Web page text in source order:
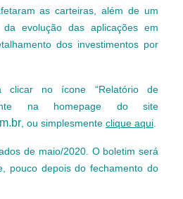
as carteiras, além de um
da evolução das aplicações em
dos investimentos por
clicar no ícone “Relatório de
na homepage do site
, ou simplesmente clique aqui
de maio/2020. O boletim será
pouco depois do fechamento do